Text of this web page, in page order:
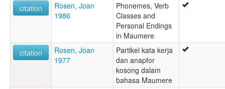
citation
Rosen, Joan
1986
Phonemes, Verb
Classes and
Personal Endings
in Maumere
citation
Rosen, Joan
1977
Partikel kata kerja
dan anapfor
kosong dalam
bahasa Maumere